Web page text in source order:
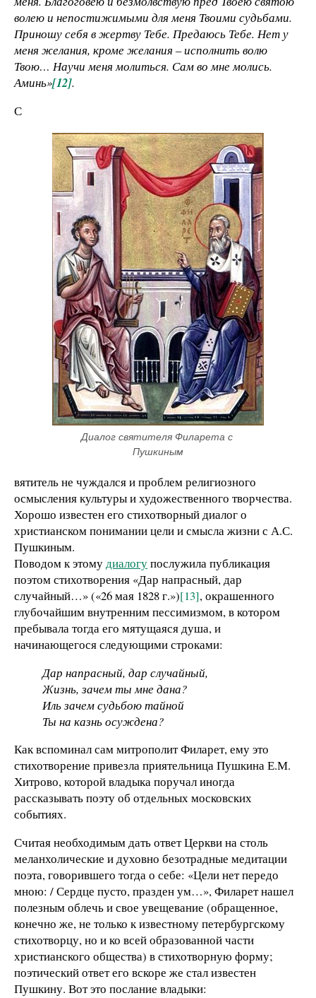
волею и непостижимыми для меня Твоими судьбами.
Приношу себя в жертву Тебе. Предаюсь Тебе. Нет у
меня желания, кроме желания – исполнить волю
Твою… Научи меня молиться. Сам во мне молись.
Аминь»[12].
С
Диалог святителя Филарета с
Пушкиным
вятитель не чуждался и проблем религиозного
осмысления культуры и художественного творчества.
Хорошо известен его стихотворный диалог о
христианском понимании цели и смысла жизни с А.С.
Пушкиным.
Поводом к этомудиалогупослужила публикация
поэтом стихотворения «Дар напрасный, дар
случайный…» («26 мая 1828 г.»)[13], окрашенного
глубочайшим внутренним пессимизмом, в котором
пребывала тогда его мятущаяся душа, и
начинающегося следующими строками:
Дар напрасный, дар случайный,
Жизнь, зачем ты мне дана?
Иль зачем судьбою тайной
Ты на казнь осуждена?
Как вспоминал сам митрополит Филарет, ему это
стихотворение привезла приятельница Пушкина Е.М.
Хитрово, которой владыка поручал иногда
рассказывать поэту об отдельных московских
событиях.
Считая необходимым дать ответ Церкви на столь
меланхолические и духовно безотрадные медитации
поэта, говорившего тогда о себе: «Цели нет передо
мною: / Сердце пусто, празден ум…», Филарет нашел
полезным облечь и свое увещевание (обращенное,
конечно же, не только к известному петербургскому
стихотворцу, но и ко всей образованной части
христианского общества) в стихотворную форму;
поэтический ответ его вскоре же стал известен
Пушкину. Вот это послание владыки: